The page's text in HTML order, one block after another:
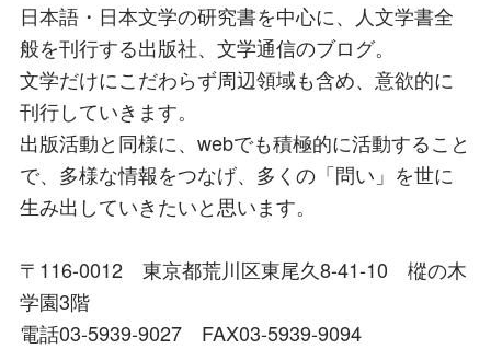
日本語・日本文学の研究書を中心に、人文学書全
般を刊行する出版社、文学通信のブログ。
文学だけにこだわらず周辺領域も含め、意欲的に
刊行していきます。
出版活動と同様に、webでも積極的に活動すること
で、多様な情報をつなげ、多くの「問い」を世に
生み出していきたいと思います。
〒116-0012 東京都荒川区東尾久8-41-10 樅の木
学園3階
電話03-5939-9027 FAX03-5939-9094